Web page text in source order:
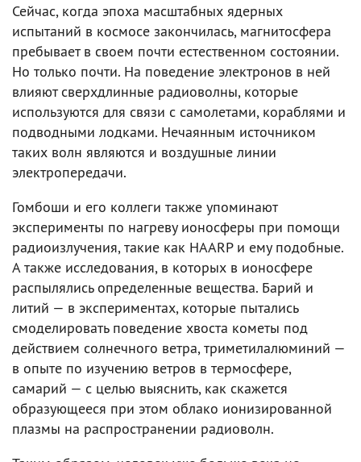
Сейчас, когда эпоха масштабных ядерных
испытаний в космосе закончилась, магнитосфера
пребывает в своем почти естественном состоянии.
Но только почти. На поведение электронов в ней
влияют сверхдлинные радиоволны, которые
используются для связи с самолетами, кораблями и
подводными лодками. Нечаянным источником
таких волн являются и воздушные линии
электропередачи.
Гомбоши и его коллеги также упоминают
эксперименты по нагреву ионосферы при помощи
радиоизлучения, такие как HAARP и ему подобные.
А также исследования, в которых в ионосфере
распылялись определенные вещества. Барий и
литий — в экспериментах, которые пытались
смоделировать поведение хвоста кометы под
действием солнечного ветра, триметилалюминий —
в опыте по изучению ветров в термосфере,
самарий — с целью выяснить, как скажется
образующееся при этом облако ионизированной
плазмы на распространении радиоволн.